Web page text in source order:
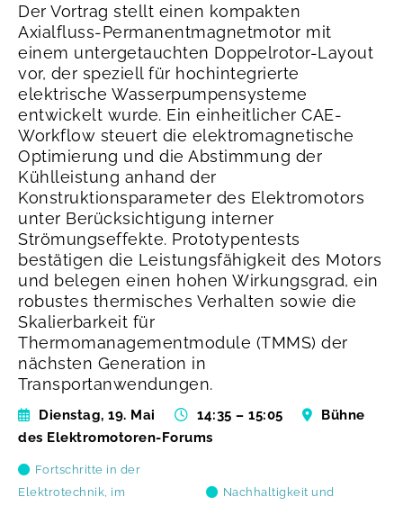
Der Vortrag stellt einen kompakten
Axialfluss-Permanentmagnetmotor mit
einem untergetauchten Doppelrotor-Layout
vor, der speziell für hochintegrierte
elektrische Wasserpumpensysteme
entwickelt wurde. Ein einheitlicher CAE-
Workflow steuert die elektromagnetische
Optimierung und die Abstimmung der
Kühlleistung anhand der
Konstruktionsparameter des Elektromotors
unter Berücksichtigung interner
Strömungseffekte. Prototypentests
bestätigen die Leistungsfähigkeit des Motors
und belegen einen hohen Wirkungsgrad, ein
robustes thermisches Verhalten sowie die
Skalierbarkeit für
Thermomanagementmodule (TMMS) der
nächsten Generation in
Transportanwendungen.
Dienstag, 19. Mai 14:35 – 15:05
Bühne
des Elektromotoren-Forums
Fortschritte in der
Elektrotechnik, im
Nachhaltigkeit und